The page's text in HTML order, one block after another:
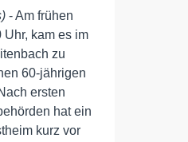
- Am frühen
Uhr, kam es im
zu
60-jährigen
ersten
hat ein
kurz vor